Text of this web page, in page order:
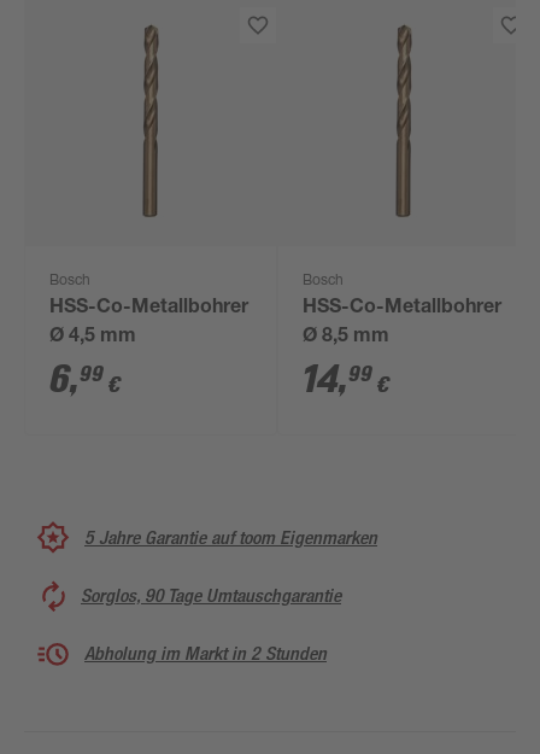
Bosch
HSS-Co-Metallbohrer
Ø 4,5 mm
6,99 €
Bosch
HSS-Co-Metallbohrer
Ø 8,5 mm
14,99 €
5 Jahre Garantie auf toom Eigenmarken
Sorglos, 90 Tage Umtauschgarantie
Abholung im Markt in 2 Stunden